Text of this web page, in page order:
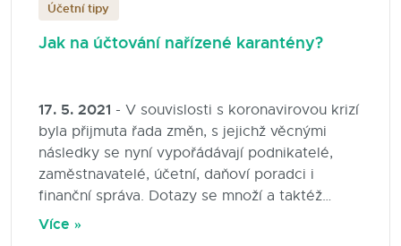
Účetní tipy
Jak na účtování nařízené karantény?
17. 5. 2021 - V souvislosti s koronavirovou krizí
byla přijmuta řada změn, s jejichž věcnými
následky se nyní vypořádávají podnikatelé,
zaměstnavatelé, účetní, daňoví poradci i
finanční správa. Dotazy se množí a taktéž
obavy z chyb a následných sankcí. Jednou z
Více »